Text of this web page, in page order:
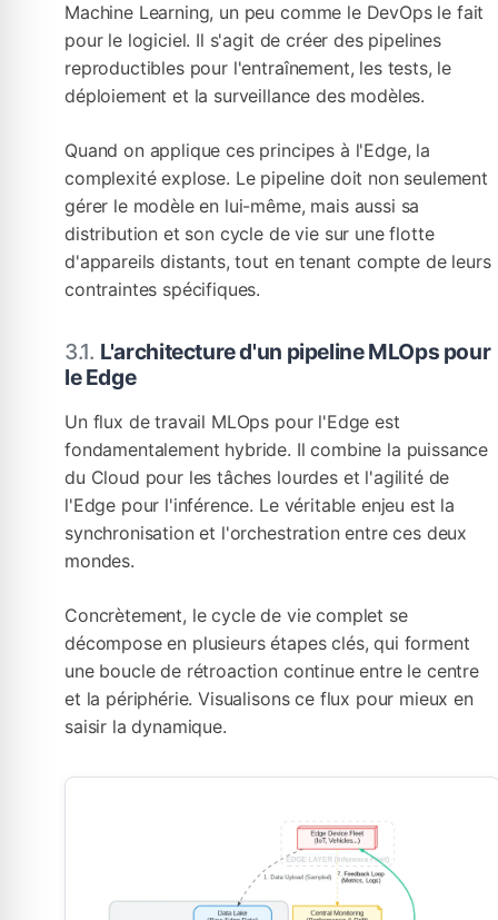
Machine Learning, un peu comme le DevOps le fait
pour le logiciel. Il s'agit de créer des pipelines
reproductibles pour l'entraînement, les tests, le
déploiement et la surveillance des modèles.
Quand on applique ces principes à l'Edge, la
complexité explose. Le pipeline doit non seulement
gérer le modèle en lui-même, mais aussi sa
distribution et son cycle de vie sur une flotte
d'appareils distants, tout en tenant compte de leurs
contraintes spécifiques.
L'architecture d'un pipeline MLOps pour
le Edge
Un flux de travail MLOps pour l'Edge est
fondamentalement hybride. Il combine la puissance
du Cloud pour les tâches lourdes et l'agilité de
l'Edge pour l'inférence. Le véritable enjeu est la
synchronisation et l'orchestration entre ces deux
mondes.
Concrètement, le cycle de vie complet se
décompose en plusieurs étapes clés, qui forment
une boucle de rétroaction continue entre le centre
et la périphérie. Visualisons ce flux pour mieux en
saisir la dynamique.